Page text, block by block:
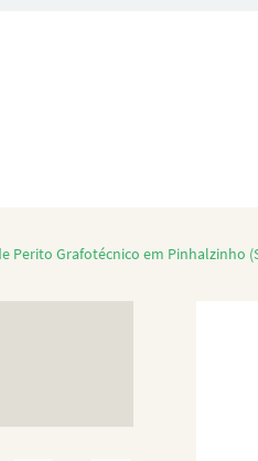
Perito Grafotécnico em Pinhalzinho